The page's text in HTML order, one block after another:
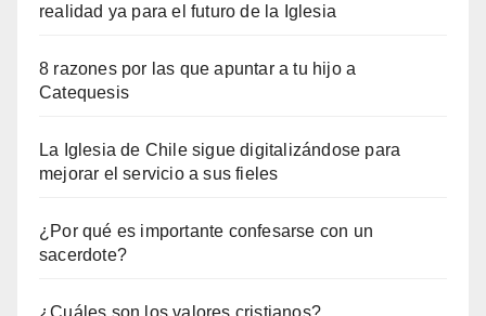
realidad ya para el futuro de la Iglesia
8 razones por las que apuntar a tu hijo a
Catequesis
La Iglesia de Chile sigue digitalizándose para
mejorar el servicio a sus fieles
¿Por qué es importante confesarse con un
sacerdote?
¿Cuáles son los valores cristianos?